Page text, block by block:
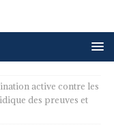
active contre les
des preuves et